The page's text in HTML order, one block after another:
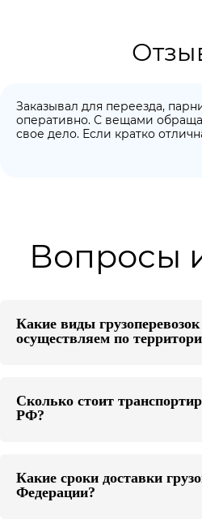
Заказывал для переезда,
оперативно. С вещами
свое дело. Если кратко
Вопросы
Какие виды
осуществляем по
Сколько стоит
РФ?
Какие сроки доставки
Федерации?